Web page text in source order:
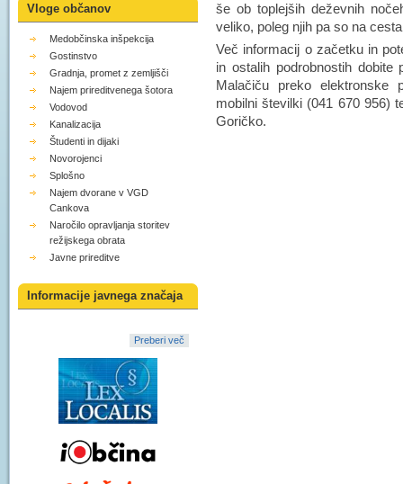
Vloge občanov
Medobčinska inšpekcija
Gostinstvo
Gradnja, promet z zemljišči
Najem prireditvenega šotora
Vodovod
Kanalizacija
Študenti in dijaki
Novorojenci
Splošno
Najem dvorane v VGD
Cankova
Naročilo opravljanja storitev
režijskega obrata
Javne prireditve
Informacije javnega značaja
Preberi več
še ob toplejših deževnih
veliko, poleg njih pa so na
Več informacij o začetku in
in ostalih podrobnostih dobite
Malačiču preko elektronske
mobilni številki (041 670 956)
Goričko.